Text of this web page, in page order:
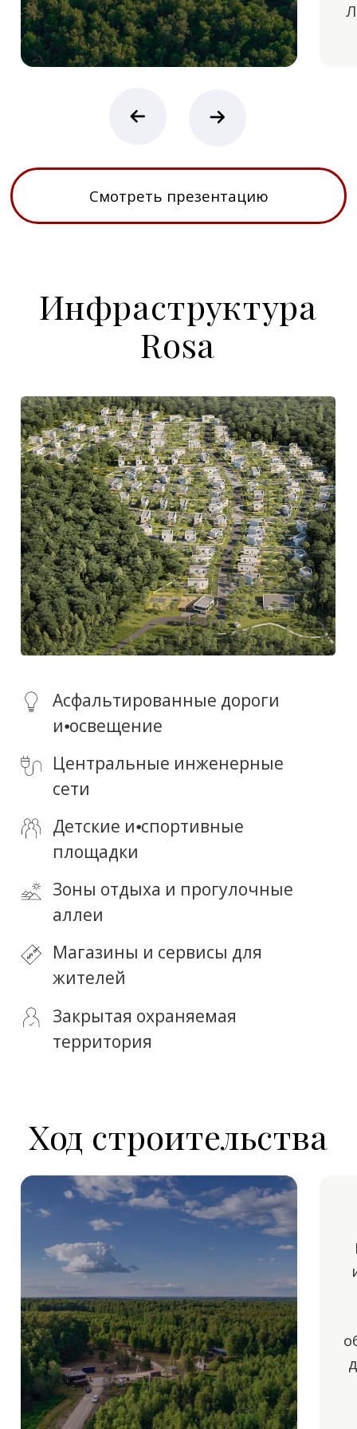
Все проекты
Подготовим персональный каталог
Villagio и проведём консультацию.
Подбор загородной
недвижимости под
стиль жизни
Индивидуальные условия покупки
Возможность онлайн-показа
Эксклюзивные предложения
Конфиденциальность
+7
Я согласен(а) на обработку
персональных данных
Получить консультацию
Поддержка на всех этапах сделки
8 495 970 04 54
Ozerna
Участки под
Посёлки Villagio
Vision
Коттеджные посёлки Недвижимость
Застройщик №1
на Новой Риге
VILLAGIO